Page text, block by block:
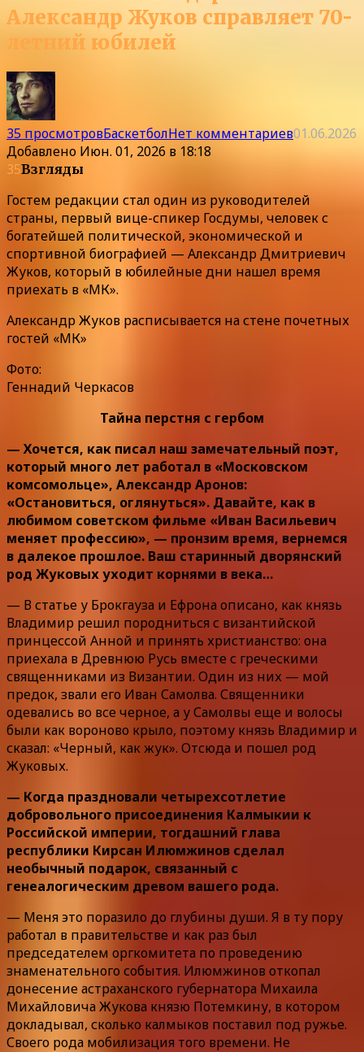
Александр Жуков справляет 70-
летний юбилей
35 просмотровБаскетболНет комментариев01.06.2026
Добавлено Июн. 01, 2026 в 18:18
35Взгляды
Гостем редакции стал один из руководителей
страны, первый вице-спикер Госдумы, человек с
богатейшей политической, экономической и
спортивной биографией — Александр Дмитриевич
Жуков, который в юбилейные дни нашел время
приехать в «МК».
Александр Жуков расписывается на стене почетных
гостей «МК»
Фото:
Геннадий Черкасов
Тайна перстня с гербом
— Хочется, как писал наш замечательный поэт,
который много лет работал в «Московском
комсомольце», Александр Аронов:
«Остановиться, оглянуться». Давайте, как в
любимом советском фильме «Иван Васильевич
меняет профессию», — пронзим время, вернемся
в далекое прошлое. Ваш старинный дворянский
род Жуковых уходит корнями в века…
— В статье у Брокгауза и Ефрона описано, как князь
Владимир решил породниться с византийской
принцессой Анной и принять христианство: она
приехала в Древнюю Русь вместе с греческими
священниками из Византии. Один из них — мой
предок, звали его Иван Самолва. Священники
одевались во все черное, а у Самолвы еще и волосы
были как вороново крыло, поэтому князь Владимир и
сказал: «Черный, как жук». Отсюда и пошел род
Жуковых.
— Когда праздновали четырехсотлетие
добровольного присоединения Калмыкии к
Российской империи, тогдашний глава
республики Кирсан Илюмжинов сделал
необычный подарок, связанный с
генеалогическим древом вашего рода.
— Меня это поразило до глубины души. Я в ту пору
работал в правительстве и как раз был
председателем оргкомитета по проведению
знаменательного события. Илюмжинов откопал
донесение астраханского губернатора Михаила
Михайловича Жукова князю Потемкину, в котором
докладывал, сколько калмыков поставил под ружье.
Своего рода мобилизация того времени. Не